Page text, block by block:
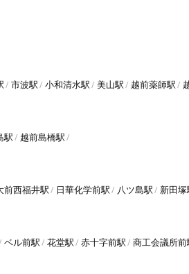
市波駅 小和清水駅 美山駅 越前薬師駅
駅 越前島橋駅
前西福井駅 日華化学前駅 八ツ島駅 新田
ベル前駅 花堂駅 赤十字前駅
商工会議所